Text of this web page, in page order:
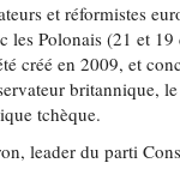
et réformistes
les Polonais (21 et
créé en 2009, et
britannique,
tchèque.
leader du parti